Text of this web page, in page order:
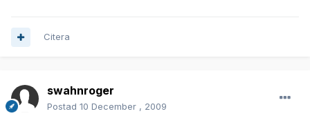
Citera
swahnroger
Postad 10 December , 2009